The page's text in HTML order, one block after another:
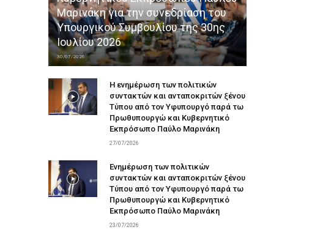
Μαρινάκη για την συνεδρίαση του
Υπουργικού Συμβουλίου της 30ης
Ιουλίου 2026
30/07/2026
Η ενημέρωση των πολιτικών
συντακτών και ανταποκριτών ξένου
Τύπου από τον Υφυπουργό παρά τω
Πρωθυπουργώ και Κυβερνητικό
Εκπρόσωπο Παύλο Μαρινάκη
27/07/2026
Ενημέρωση των πολιτικών
συντακτών και ανταποκριτών ξένου
Τύπου από τον Υφυπουργό παρά τω
Πρωθυπουργώ και Κυβερνητικό
Εκπρόσωπο Παύλο Μαρινάκη
23/07/2026